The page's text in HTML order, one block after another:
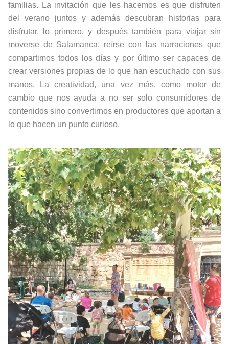
familias. La invitación que les hacemos es que disfruten
del verano juntos y además descubran historias para
disfrutar, lo primero, y después también para viajar sin
moverse de Salamanca, reírse con las narraciones que
compartimos todos los días y por último ser capaces de
crear versiones propias de lo que han escuchado con sus
manos. La creatividad, una vez más, como motor de
cambio que nos ayuda a no ser solo consumidores de
contenidos sino convertirnos en productores que aportan a
lo que hacen un punto curioso,